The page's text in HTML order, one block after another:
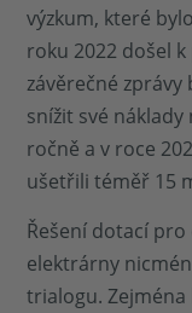
výzkum, které
roku 2022 došel
závěrečné
snížit své
ročně a v roce
ušetřili téměř 15
Řešení dotací
elektrárny
trialogu.